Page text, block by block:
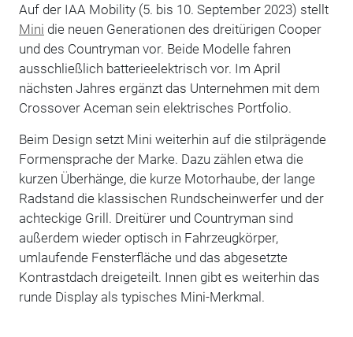
Auf der IAA Mobility (5. bis 10. September 2023) stellt
Mini die neuen Generationen des dreitürigen Cooper
und des Countryman vor. Beide Modelle fahren
ausschließlich batterieelektrisch vor. Im April
nächsten Jahres ergänzt das Unternehmen mit dem
Crossover Aceman sein elektrisches Portfolio.
Beim Design setzt Mini weiterhin auf die stilprägende
Formensprache der Marke. Dazu zählen etwa die
kurzen Überhänge, die kurze Motorhaube, der lange
Radstand die klassischen Rundscheinwerfer und der
achteckige Grill. Dreitürer und Countryman sind
außerdem wieder optisch in Fahrzeugkörper,
umlaufende Fensterfläche und das abgesetzte
Kontrastdach dreigeteilt. Innen gibt es weiterhin das
runde Display als typisches Mini-Merkmal.